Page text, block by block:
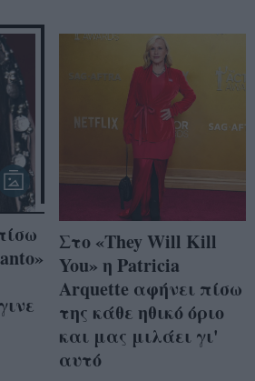
Στο «They Will Kill
You» η Patricia
Arquette αφήνει πίσω
της κάθε ηθικό όριο
και μας μιλάει γι'
αυτό